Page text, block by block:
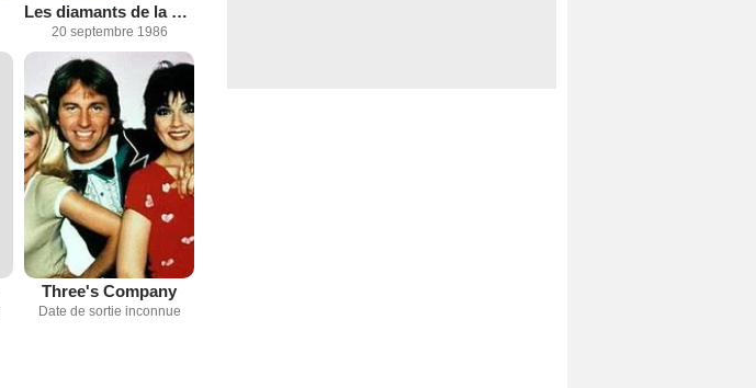
Les diamants de la vengeance
20 septembre 1986
Three's Company
Date de sortie inconnue